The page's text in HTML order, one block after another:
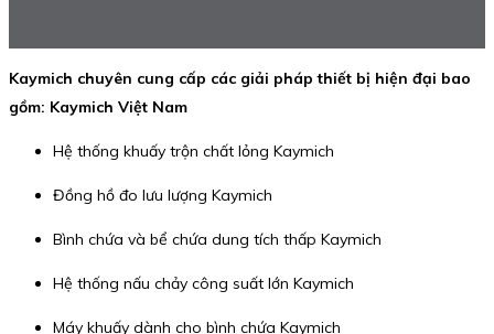
Kaymich chuyên cung cấp các giải pháp thiết bị hiện đại bao
gồm: Kaymich Việt Nam
Hệ thống khuấy trộn chất lỏng Kaymich
Đồng hồ đo lưu lượng Kaymich
Bình chứa và bể chứa dung tích thấp Kaymich
Hệ thống nấu chảy công suất lớn Kaymich
Máy khuấy dành cho bình chứa Kaymich